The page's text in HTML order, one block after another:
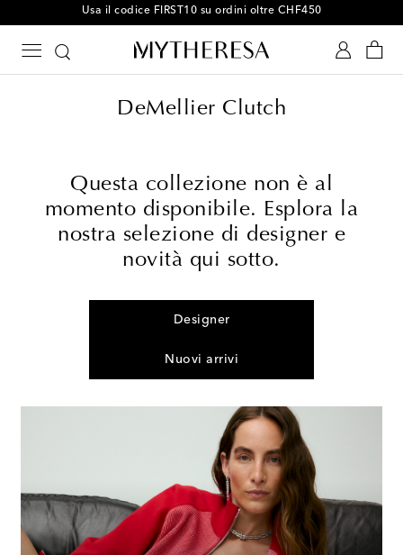
Usa il codice FIRST10 su ordini oltre CHF450
DeMellier Clutch
Questa collezione non è al
momento disponibile. Esplora la
nostra selezione di designer e
novità qui sotto.
Designer
Nuovi arrivi